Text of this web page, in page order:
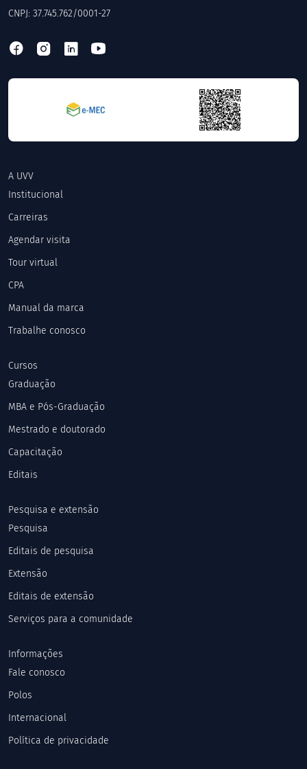
CNPJ: 37.745.762/0001-27
A UVV
Institucional
Carreiras
Agendar visita
Tour virtual
CPA
Manual da marca
Trabalhe conosco
Cursos
Graduação
MBA e Pós-Graduação
Mestrado e doutorado
Capacitação
Editais
Pesquisa e extensão
Pesquisa
Editais de pesquisa
Extensão
Editais de extensão
Serviços para a comunidade
Informações
Fale conosco
Polos
Internacional
Política de privacidade